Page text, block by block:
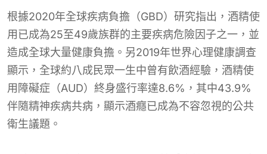
根據2020年全球疾病負擔（GBD）研究指出，酒精使
用已成為25至49歲族群的主要疾病危險因子之一，並
造成全球大量健康負擔。另2019年世界心理健康調查
顯示，全球約八成民眾一生中曾有飲酒經驗，酒精使
用障礙症（AUD）終身盛行率達8.6%，其中43.9%
伴隨精神疾病共病，顯示酒癮已成為不容忽視的公共
衛生議題。